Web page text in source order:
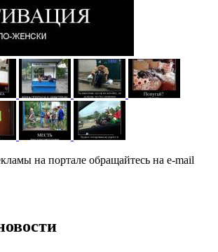
на портале обращайтесь на e-mail